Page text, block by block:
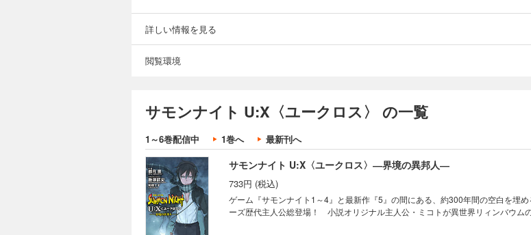
詳しい情報を見る
閲覧環境
サモンナイト U:X〈ユークロス〉 の一覧
1～6巻配信中 1巻へ 最新刊へ
サモンナイト U:X〈ユークロス〉―界境の異邦人―
733円 (税込)
ゲーム『サモンナイト1～4』と最新作『5』の間にある、約300年間の空白を埋
ーズ歴代主人公総登場！ 小説オリジナル主人公・ミコトが異世界リィンバウム